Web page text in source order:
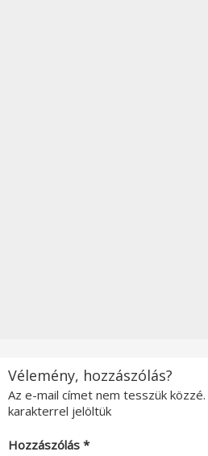
Vélemény, hozzászólás?
Az e-mail címet nem tesszük közzé.
karakterrel jelöltük
Hozzászólás *